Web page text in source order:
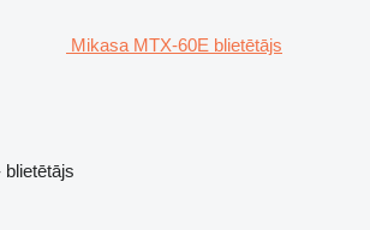
Mikasa MTX-60E blietētājs